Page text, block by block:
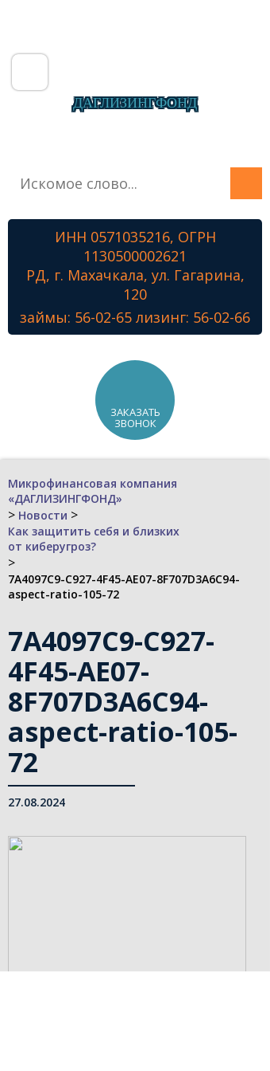
ДАГЛИЗИНГФОНД
О фонде
Лизинг
Наши проекты
Знамя Победы
ИНН 0571035216, ОГРН
1130500002621
РД, г. Махачкала, ул. Гагарина,
120
займы: 56-02-65 лизинг: 56-02-66
ЗАКАЗАТЬ
ЗВОНОК
Микрофинансовая компания
«ДАГЛИЗИНГФОНД»
> Новости >
Как защитить себя и близких
от киберугроз?
>
7A4097C9-C927-4F45-AE07-8F707D3A6C94-
aspect-ratio-105-72
7A4097C9-C927-
4F45-AE07-
8F707D3A6C94-
aspect-ratio-105-
72
27.08.2024